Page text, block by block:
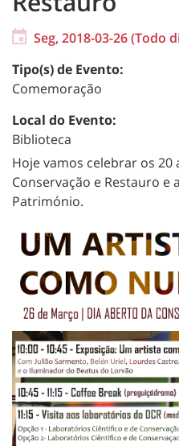
Seg, 2018-03-26 (Todo
Tipo(s) de Evento:
Comemoração
Local do Evento:
Biblioteca
Hoje vamos celebrar os
Conservação e Restauro e
Património.